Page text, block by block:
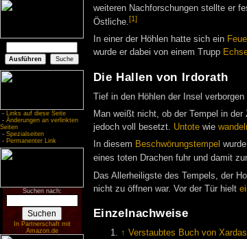
- Links auf diese Seite
- Änderungen an verlinkten
Seiten
- Spezialseiten
- Permanenter Link
Suchen nach:
In Partnerschaft mit
Amazon.de
weiteren Nachforschungen stellte er
Östliche.[1]
In einer der Höhlen hatte sich ein
wurde er dabei von einem Trupp
Die Hallen von Irdorath
Tief in den Höhlen der Insel
Man weißt nicht, ob der Tempel in
jedoch voll besetzt. Untotewie
In diesem Beschwörungstempel
eines toten Drachen fuhr und damit
Das Allerheiligste des Tempels, der
nicht zu öffnen war. Vor der Tür hielt
Einzelnachweise
↑ Verstaubtes Buch von Xardas